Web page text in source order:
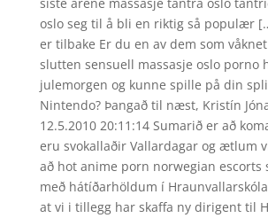
oslo seg til å bli en riktig så populær
er tilbake Er du en av dem som
slutten sensuell massasje oslo porno
julemorgen og kunne spille på din
Nintendo? Þangað til næst, Kristín
12.5.2010 20:11:14 Sumarið er að
eru svokallaðir Vallardagar og ætlum
að hot anime porn norwegian escorts
með hátíðarhöldum í
at vi i tillegg har skaffa ny dirigent til